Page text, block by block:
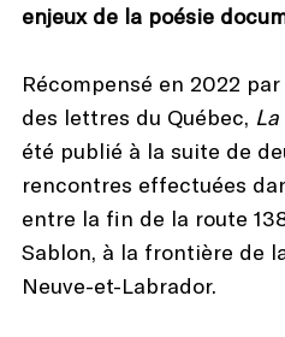
enjeux de la poésie
Récompensé en 2022
des lettres du Québec,
été publié à la suite de
rencontres effectuées
entre la fin de la route
Sablon, à la frontière de
Neuve-et-Labrador.